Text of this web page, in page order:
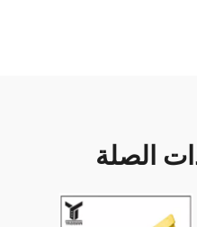
الصلة